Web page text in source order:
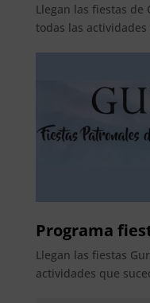
Llegan las fiestas de
todas las
Programa
Llegan las fiestas
actividades que